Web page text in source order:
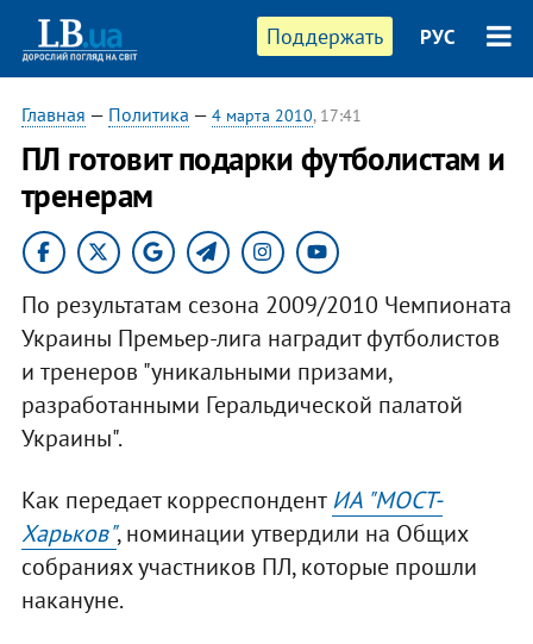
Поддержать РУС
Главная — Политика — 4 марта 2010, 17:41
ПЛ готовит подарки футболистам и
тренерам
По результатам сезона 2009/2010 Чемпионата
Украины Премьер-лига наградит футболистов
и тренеров "уникальными призами,
разработанными Геральдической палатой
Украины".
Как передает корреспондентИА "МОСТ-
Харьков", номинации утвердили на Общих
собраниях участников ПЛ, которые прошли
накануне.